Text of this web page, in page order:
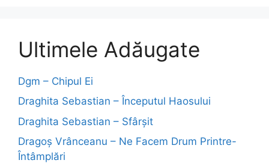
Ultimele Adăugate
Dgm – Chipul Ei
Draghita Sebastian – Începutul Haosului
Draghita Sebastian – Sfârșit
Dragoş Vrânceanu – Ne Facem Drum Printre-
Întâmplări